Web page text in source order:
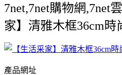
7net,7net購物網,7net
家】清雅木框36cm時
產品網址